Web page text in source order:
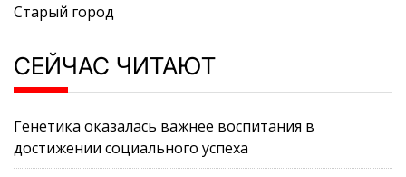
Старый город
СЕЙЧАС ЧИТАЮТ
Генетика оказалась важнее воспитания в
достижении социального успеха